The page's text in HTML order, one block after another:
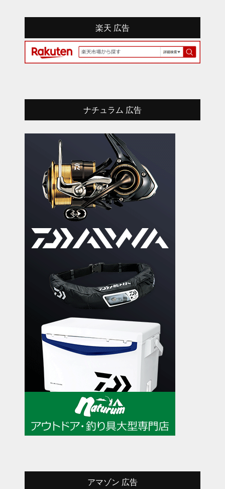
楽天 広告
ナチュラム 広告
アマゾン 広告